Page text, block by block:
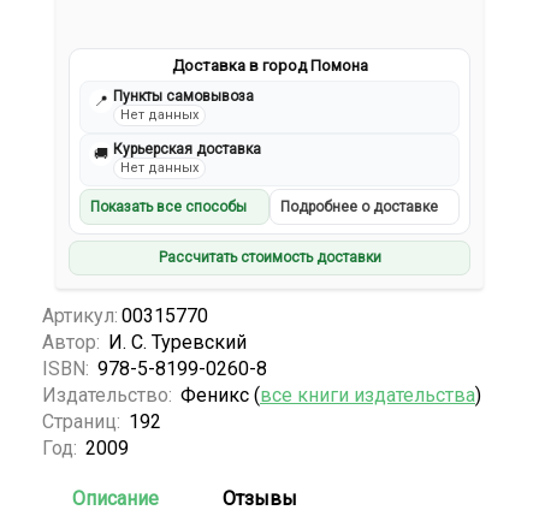
Доставка в город Помона
📍 Пункты самовывоза
Нет данных
🚚 Курьерская доставка
Нет данных
Показать все способы Подробнее о доставке
Рассчитать стоимость доставки
Артикул: 00315770
Автор: И. С. Туревский
ISBN: 978-5-8199-0260-8
Издательство: Феникс (все книги издательства)
Страниц: 192
Год: 2009
Описание Отзывы